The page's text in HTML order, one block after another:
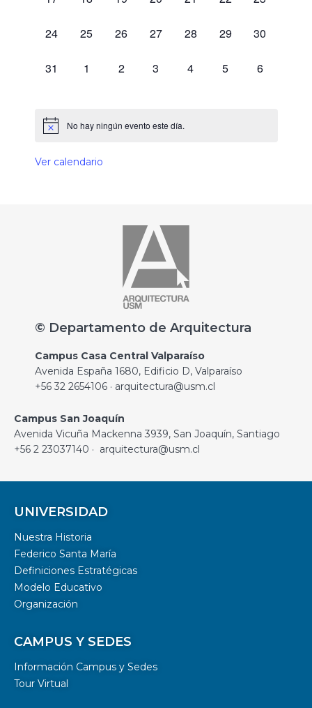
0 eventos,
24 0 eventos,
25 0 eventos,
26 0 eventos,
27 0 eventos,
28 0 eventos,
29 0 eventos,
30
0 eventos,
31 0 eventos,
1 0 eventos,
2 0 eventos,
3 0 eventos,
4 0 eventos,
5 0 eventos,
6
No hay ningún evento este día.
Ver calendario
© Departamento de Arquitectura
Campus Casa Central Valparaíso
Avenida España 1680, Edificio D, Valparaíso
+56 32 2654106 · arquitectura@usm.cl
Campus San Joaquín
Avenida Vicuña Mackenna 3939, San Joaquín, Santiago
+56 2 23037140 · arquitectura@usm.cl
UNIVERSIDAD
Nuestra Historia
Federico Santa María
Definiciones Estratégicas
Modelo Educativo
Organización
CAMPUS Y SEDES
Información Campus y Sedes
Tour Virtual